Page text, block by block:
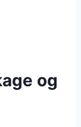
og